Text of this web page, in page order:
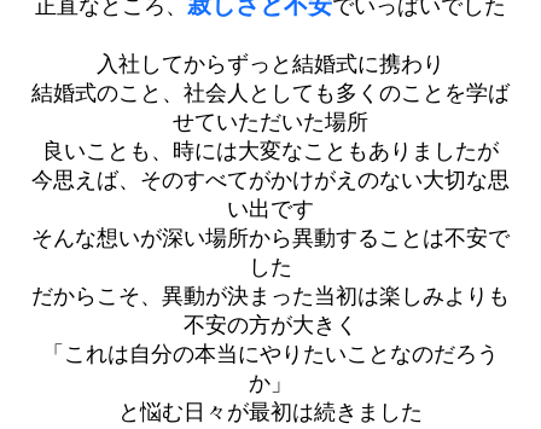
正直なところ、
でいっぱいでした
入社してからずっと結婚式に携わり
結婚式のこと、社会人としても多くのことを学ば
せていただいた場所
良いことも、時には大変なこともありましたが
今思えば、そのすべてがかけがえのない大切な思
い出です
そんな想いが深い場所から異動することは不安で
した
だからこそ、異動が決まった当初は楽しみよりも
不安の方が大きく
「これは自分の本当にやりたいことなのだろう
か」
と悩む日々が最初は続きました